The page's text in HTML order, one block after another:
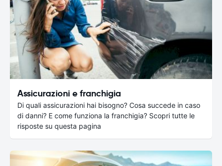
Assicurazioni e franchigia
Di quali assicurazioni hai bisogno? Cosa succede in caso
di danni? E come funziona la franchigia? Scopri tutte le
risposte su questa pagina